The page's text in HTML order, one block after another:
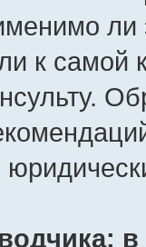
ли
к самой